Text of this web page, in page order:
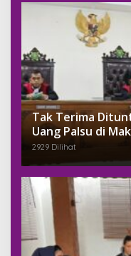
Tak Terima
Uang Palsu di
Jaksa Dengan
2929 Dilihat